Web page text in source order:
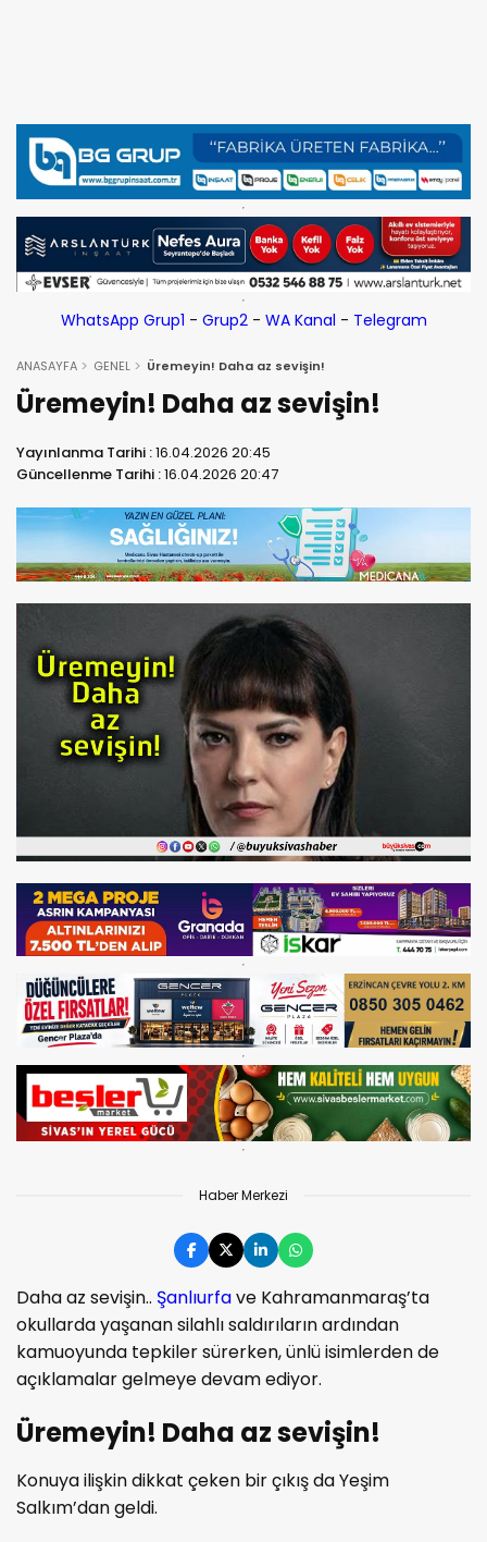
WhatsApp Grup1 - Grup2- WA Kanal - Telegram
ANASAYFA GENEL Üremeyin! Daha az sevişin!
Üremeyin! Daha az sevişin!
Yayınlanma Tarihi :16.04.2026 20:45
Güncellenme Tarihi :16.04.2026 20:47
Haber Merkezi
Daha az sevişin.. Şanlıurfave Kahramanmaraş’ta
okullarda yaşanan silahlı saldırıların ardından
kamuoyunda tepkiler sürerken, ünlü isimlerden de
açıklamalar gelmeye devam ediyor.
Üremeyin! Daha az sevişin!
Konuya ilişkin dikkat çeken bir çıkış da Yeşim
Salkım’dan geldi.